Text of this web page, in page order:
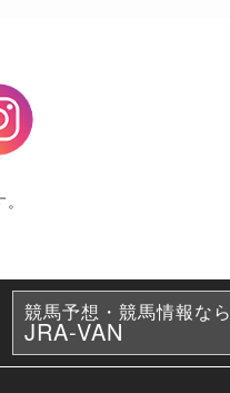
競馬予想・競馬情報なら
JRA-VAN